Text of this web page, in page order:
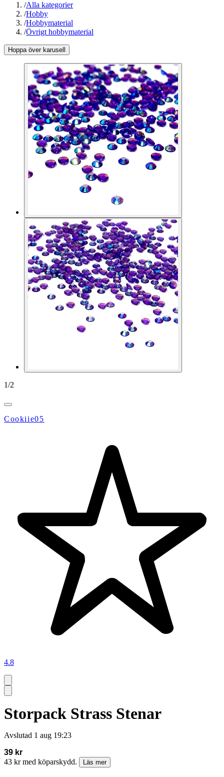
/Alla kategorier
/Hobby
/Hobbymaterial
/Övrigt hobbymaterial
Hoppa över karusell
1/2
Cookiie05
4.8
Storpack Strass Stenar
Avslutad 1 aug 19:23
39 kr
43 kr med köparskydd.
Läs mer